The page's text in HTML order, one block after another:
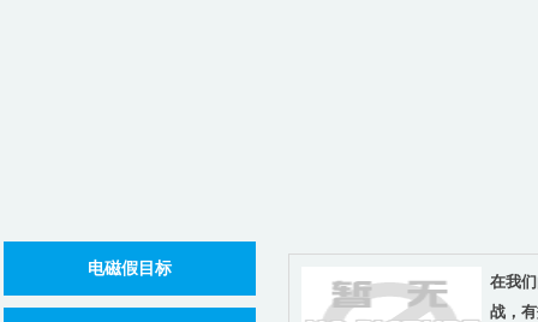
在我
战，
电磁假目标